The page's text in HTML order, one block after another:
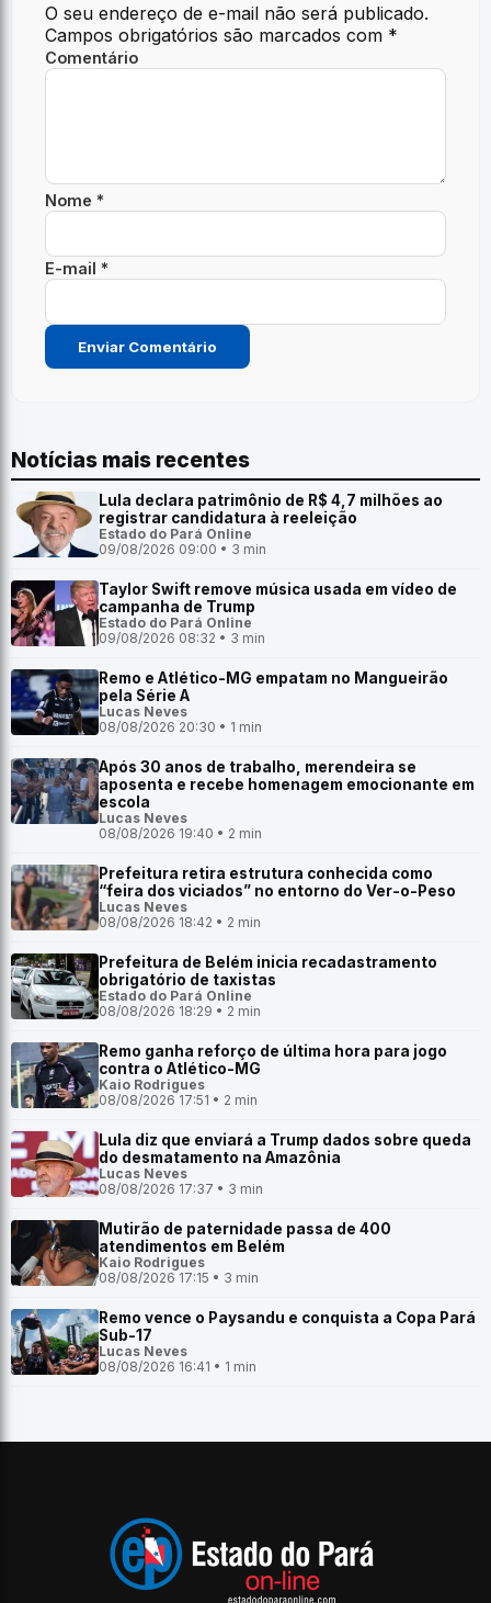
O seu endereço de e-mail não será publicado.
Campos obrigatórios são marcados com *
Comentário
Nome *
E-mail *
Notícias mais recentes
Lula declara patrimônio de R$ 4,7 milhões ao
registrar candidatura à reeleição
Estado do Pará Online
09/08/2026 09:00 • 3 min
Taylor Swift remove música usada em vídeo de
campanha de Trump
Estado do Pará Online
09/08/2026 08:32 • 3 min
Remo e Atlético-MG empatam no Mangueirão
pela Série A
Lucas Neves
08/08/2026 20:30 • 1 min
Após 30 anos de trabalho, merendeira se
aposenta e recebe homenagem emocionante em
escola
Lucas Neves
08/08/2026 19:40 • 2 min
Prefeitura retira estrutura conhecida como
“feira dos viciados” no entorno do Ver-o-Peso
Lucas Neves
08/08/2026 18:42 • 2 min
Prefeitura de Belém inicia recadastramento
obrigatório de taxistas
Estado do Pará Online
08/08/2026 18:29 • 2 min
Remo ganha reforço de última hora para jogo
contra o Atlético-MG
Kaio Rodrigues
08/08/2026 17:51 • 2 min
Lula diz que enviará a Trump dados sobre queda
do desmatamento na Amazônia
Lucas Neves
08/08/2026 17:37 • 3 min
Mutirão de paternidade passa de 400
atendimentos em Belém
Kaio Rodrigues
08/08/2026 17:15 • 3 min
Remo vence o Paysandu e conquista a Copa Pará
Sub-17
Lucas Neves
08/08/2026 16:41 • 1 min